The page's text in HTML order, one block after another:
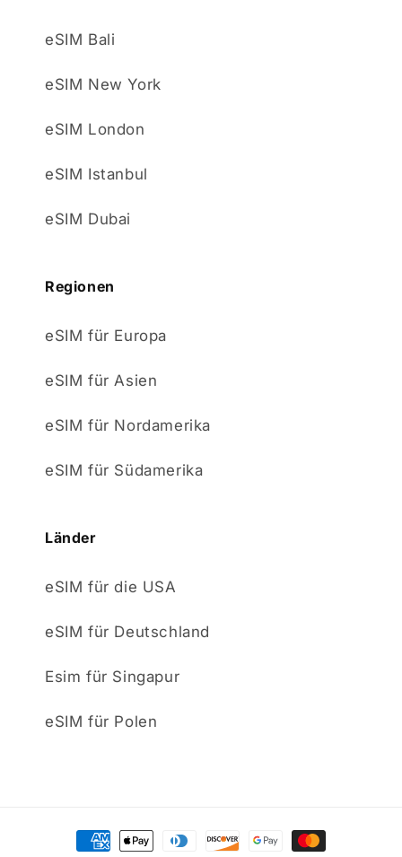
eSIM Bali
eSIM New York
eSIM London
eSIM Istanbul
eSIM Dubai
Regionen
eSIM für Europa
eSIM für Asien
eSIM für Nordamerika
eSIM für Südamerika
Länder
eSIM für die USA
eSIM für Deutschland
Esim für Singapur
eSIM für Polen
Zahlungsmethoden